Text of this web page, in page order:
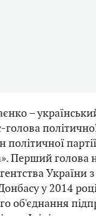
–
політичної
Перший голова
України
у 2014
об'єднання